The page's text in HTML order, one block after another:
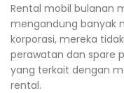
Rental mobil bulanan
mengandung banyak
korporasi, mereka
perawatan dan spare
yang terkait dengan
rental.